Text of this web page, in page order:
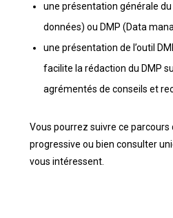
une présentation générale du
données) ou DMP (Data
une présentation de l’outil
facilite la rédaction du DMP
agrémentés de conseils et
Vous pourrez suivre ce
progressive ou bien consulter
vous intéressent.